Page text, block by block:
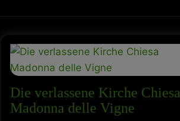
Die verlassene Kirche Chiesa
Madonna delle Vigne